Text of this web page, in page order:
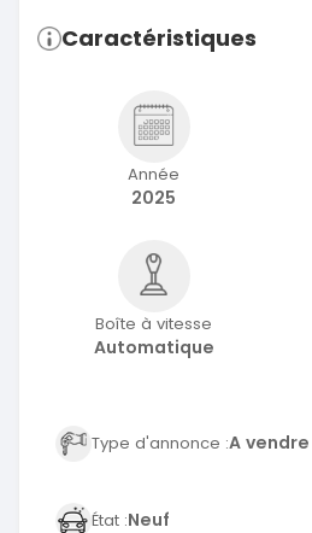
Caractéristiques
Année
2025
Boîte à vitesse
Automatique
Type d'annonce :A vendre
État :Neuf